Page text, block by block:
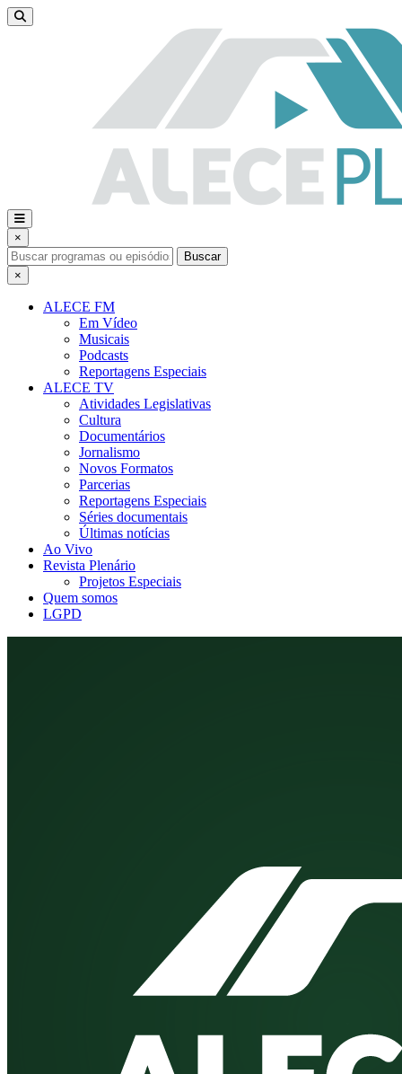
×
Buscar
×
ALECE FM
Em Vídeo
Musicais
Podcasts
Reportagens Especiais
ALECE TV
Atividades Legislativas
Cultura
Documentários
Jornalismo
Novos Formatos
Parcerias
Reportagens Especiais
Séries documentais
Últimas notícias
Ao Vivo
Revista Plenário
Projetos Especiais
Quem somos
LGPD